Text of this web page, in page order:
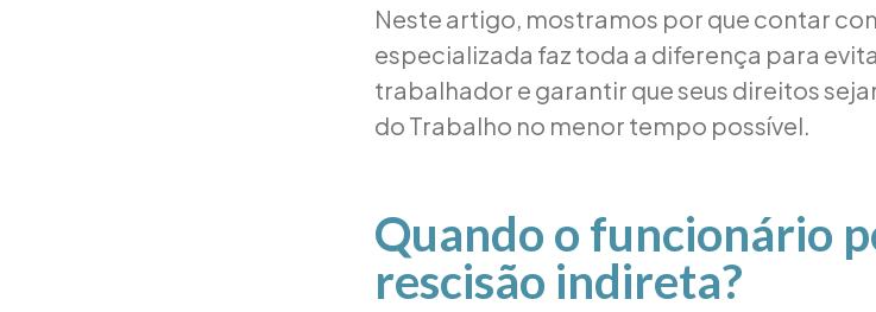
Neste artigo, mostramos por que contar
especializada faz toda a diferença para
trabalhador e garantir que seus direitos
do Trabalho no menor tempo possível.
Quando o funcionário
rescisão indireta?